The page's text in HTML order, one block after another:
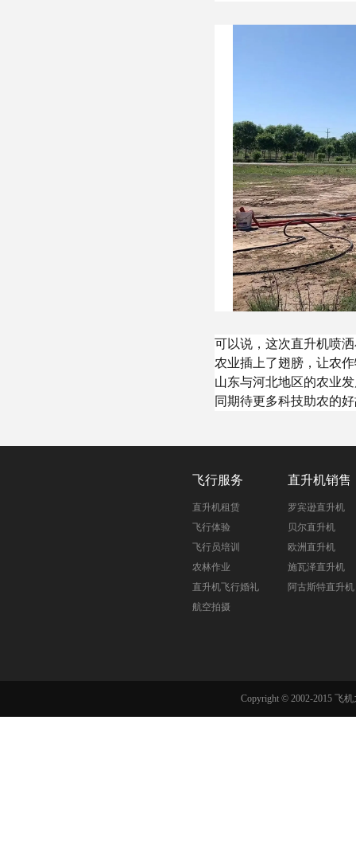
可以说，这次直升机喷
农业插上了翅膀，让农
山东与河北地区的农业
同期待更多科技助农的
飞行服务
直升机租赁
飞行体验
飞行员培训
农林作业
直升机飞行婚礼
航空拍摄
直升机销售
罗宾逊直升机
贝尔直升机
欧洲直升机
施瓦泽直升机
阿古斯特直升机
Copyright © 2002-2015 飞